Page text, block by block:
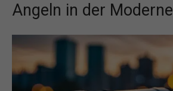
Angeln in der Moderne